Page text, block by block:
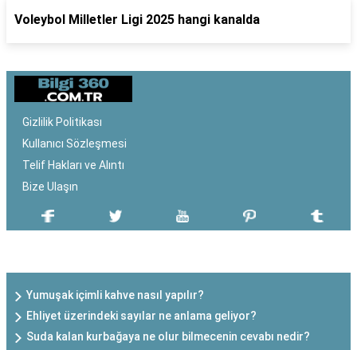
Voleybol Milletler Ligi 2025 hangi kanalda
Gizlilik Politikası
Kullanıcı Sözleşmesi
Telif Hakları ve Alıntı
Bize Ulaşın
Yumuşak içimli kahve nasıl yapılır?
Ehliyet üzerindeki sayılar ne anlama geliyor?
Suda kalan kurbağaya ne olur bilmecenin cevabı nedir?